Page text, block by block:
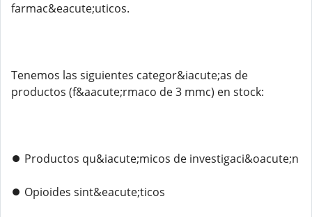
farmac&eacute;uticos.
Tenemos las siguientes categor&iacute;as de
productos (f&aacute;rmaco de 3 mmc) en stock:
⏺️ Productos qu&iacute;micos de investigaci&oacute;n
⏺️ Opioides sint&eacute;ticos